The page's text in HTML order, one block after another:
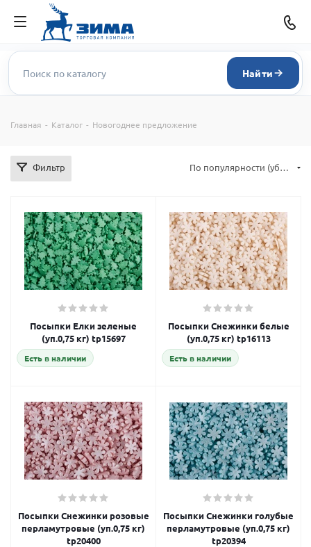
Найти
Главная - Каталог - Новогоднее предложение
Фильтр По популярности (убывание)
Посыпки Елки зеленые
(уп.0,75 кг) tp15697
Есть в наличии
Посыпки Снежинки белые
(уп.0,75 кг) tp16113
Есть в наличии
Посыпки Снежинки розовые
перламутровые (уп.0,75 кг)
tp20400
Посыпки Снежинки голубые
перламутровые (уп.0,75 кг)
tp20394